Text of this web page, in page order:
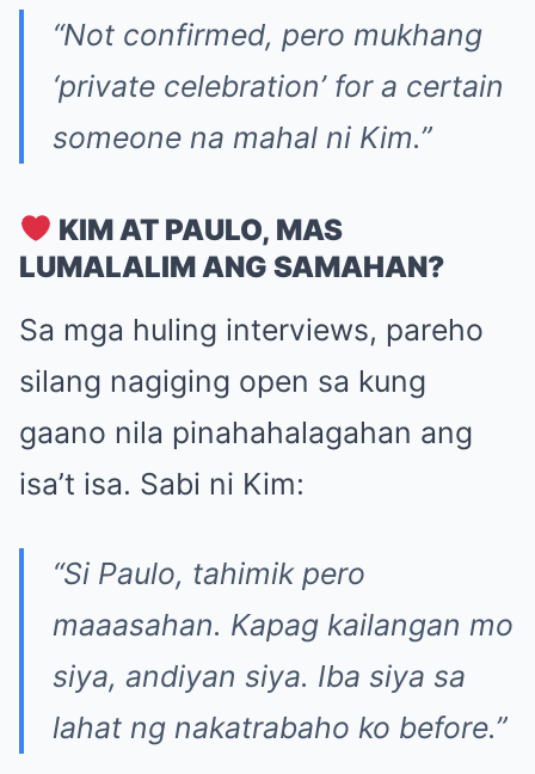
“Not confirmed, pero mukhang
‘private celebration’ for a certain
someone na mahal ni Kim.”
KIM AT PAULO, MAS
LUMALALIM ANG SAMAHAN?
Sa mga huling interviews, pareho
silang nagiging open sa kung
gaano nila pinahahalagahan ang
isa’t isa. Sabi ni Kim:
“Si Paulo, tahimik pero
maaasahan. Kapag kailangan mo
siya, andiyan siya. Iba siya sa
lahat ng nakatrabaho ko before.”